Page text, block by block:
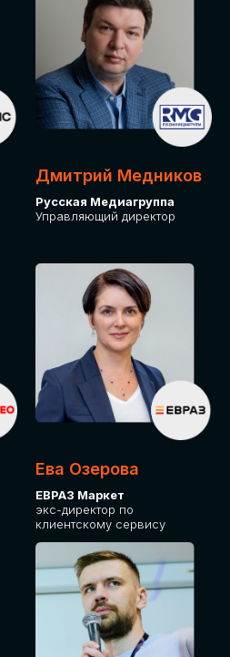
Дмитрий Медников
Русская Медиагруппа
Управляющий директор
Ева Озерова
ЕВРАЗ Маркет
экс-директор по
клиентскому сервису